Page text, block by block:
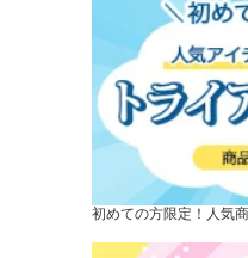
初めての方限定！人気